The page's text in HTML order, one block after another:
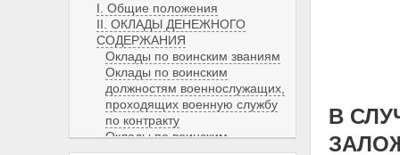
I. Общие положения
II. ОКЛАДЫ ДЕНЕЖНОГО
СОДЕРЖАНИЯ
Оклады по воинским званиям
Оклады по воинским
должностям военнослужащих,
проходящих военную службу
по контракту
Оклады по воинским
В